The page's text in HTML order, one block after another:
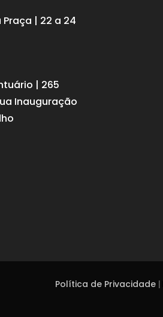
Praça | 22 a 24
| 265
Inauguração
Política de Privacidade|